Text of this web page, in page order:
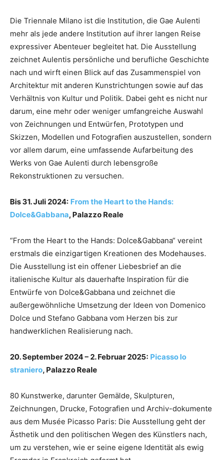
Die Triennale Milano ist die Institution, die Gae Aulenti
mehr als jede andere Institution auf ihrer langen Reise
expressiver Abenteuer begleitet hat. Die Ausstellung
zeichnet Aulentis persönliche und berufliche Geschichte
nach und wirft einen Blick auf das Zusammenspiel von
Architektur mit anderen Kunstrichtungen sowie auf das
Verhältnis von Kultur und Politik. Dabei geht es nicht nur
darum, eine mehr oder weniger umfangreiche Auswahl
von Zeichnungen und Entwürfen, Prototypen und
Skizzen, Modellen und Fotografien auszustellen, sondern
vor allem darum, eine umfassende Aufarbeitung des
Werks von Gae Aulenti durch lebensgroße
Rekonstruktionen zu versuchen.
Bis 31. Juli 2024: From the Heart to the Hands:
Dolce&Gabbana, Palazzo Reale
“From the Heart to the Hands: Dolce&Gabbana“ vereint
erstmals die einzigartigen Kreationen des Modehauses.
Die Ausstellung ist ein offener Liebesbrief an die
italienische Kultur als dauerhafte Inspiration für die
Entwürfe von Dolce&Gabbana und zeichnet die
außergewöhnliche Umsetzung der Ideen von Domenico
Dolce und Stefano Gabbana vom Herzen bis zur
handwerklichen Realisierung nach.
20. September 2024 – 2. Februar 2025: Picasso lo
straniero, Palazzo Reale
80 Kunstwerke, darunter Gemälde, Skulpturen,
Zeichnungen, Drucke, Fotografien und Archiv-dokumente
aus dem Musée Picasso Paris: Die Ausstellung geht der
Ästhetik und den politischen Wegen des Künstlers nach,
um zu verstehen, wie er seine eigene Identität als ewig